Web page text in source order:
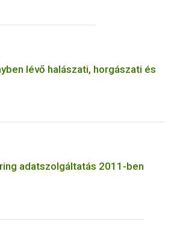
lévő halászati, horgászati és
adatszolgáltatás 2011-ben